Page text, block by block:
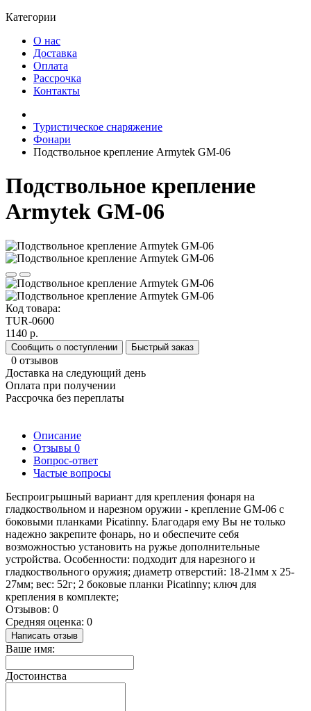
Категории
О нас
Доставка
Оплата
Рассрочка
Контакты
Туристическое снаряжение
Фонари
Подствольное крепление Armytek GM-06
Подствольное крепление
Armytek GM-06
Код товара:
TUR-0600
1140 р.
Сообщить о поступлении Быстрый заказ
0 отзывов
Доставка на следующий день
Оплата при получении
Рассрочка без переплаты
Описание
Отзывы 0
Вопрос-ответ
Частые вопросы
Беспроигрышный вариант для крепления фонаря на
гладкоствольном и нарезном оружии - крепление GM-06 с
боковыми планками Picatinny. Благодаря ему Вы не только
надежно закрепите фонарь, но и обеспечите себя
возможностью установить на ружье дополнительные
устройства. Особенности: подходит для нарезного и
гладкоствольного оружия; диаметр отверстий: 18-21мм х 25-
27мм; вес: 52г; 2 боковые планки Picatinny; ключ для
крепления в комплекте;
Отзывов: 0
Средняя оценка: 0
Написать отзыв
Ваше имя:
Достоинства